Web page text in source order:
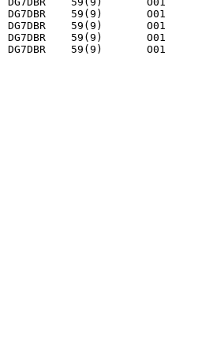
DG7DBR    59(9)
DG7DBR    59(9)
DG7DBR    59(9)
DG7DBR    59(9)